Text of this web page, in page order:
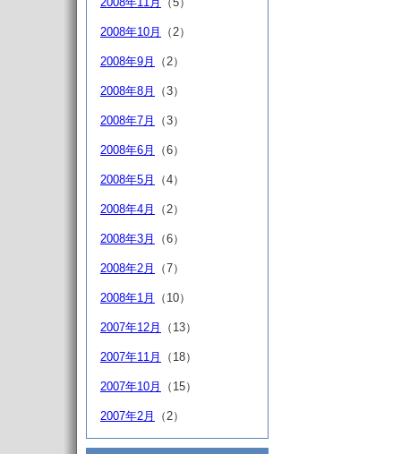
2008年10月 （2）
2008年9月 （2）
2008年8月 （3）
2008年7月 （3）
2008年6月 （6）
2008年5月 （4）
2008年4月 （2）
2008年3月 （6）
2008年2月 （7）
2008年1月 （10）
2007年12月 （13）
2007年11月 （18）
2007年10月 （15）
2007年2月 （2）